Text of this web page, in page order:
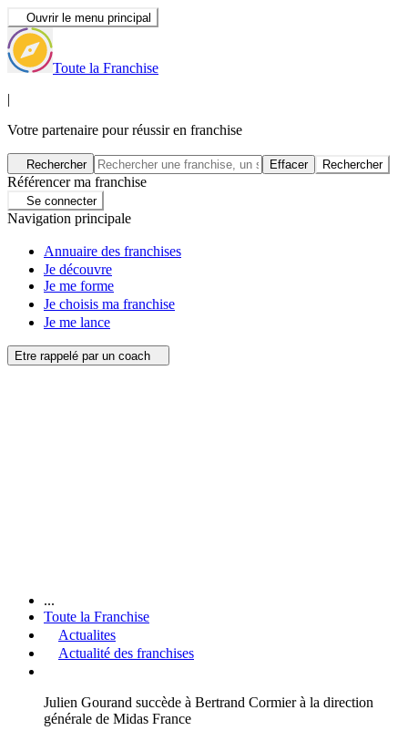
Ouvrir le menu principal
Toute la Franchise
|
Votre partenaire pour réussir en franchise
Rechercher Effacer Rechercher
Référencer ma franchise
Se connecter
Navigation principale
Annuaire des franchises
Je découvre
Je me forme
Je choisis ma franchise
Je me lance
Etre rappelé par un coach
...
Toute la Franchise
Actualites
Actualité des franchises
Julien Gourand succède à Bertrand Cormier à la direction
générale de Midas France